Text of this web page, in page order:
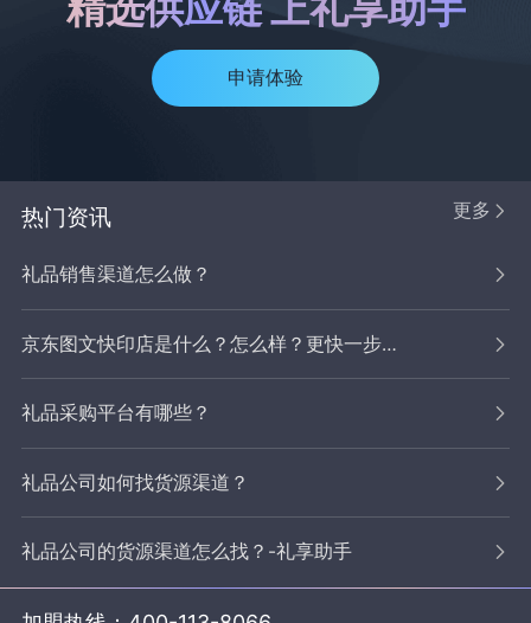
申请体验
热门资讯 更多
礼品销售渠道怎么做？
京东图文快印店是什么？怎么样？更快一步拓宽业务，抢占市场
礼品采购平台有哪些？
礼品公司如何找货源渠道？
礼品公司的货源渠道怎么找？-礼享助手